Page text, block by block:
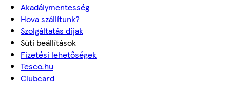
Akadálymentesség
Hova szállítunk?
Szolgáltatás díjak
Süti beállítások
Fizetési lehetőségek
Tesco.hu
Clubcard